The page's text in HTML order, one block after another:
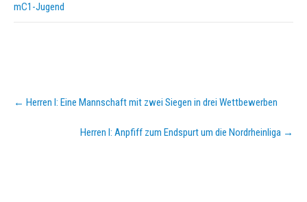
mC1-Jugend
Post
navigation
← Herren I: Eine Mannschaft mit zwei Siegen in drei Wettbewerben
Herren I: Anpfiff zum Endspurt um die Nordrheinliga →